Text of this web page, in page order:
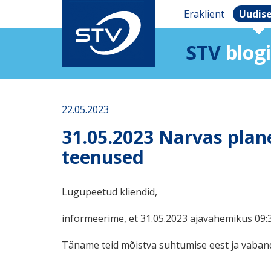
Eraklient
STV blogi
22.05.2023
31.05.2023 Narvas
teenused
Lugupeetud kliendid,
informeerime, et 31.05.2023 ajavahemikus
Täname teid mõistva suhtumise eest ja